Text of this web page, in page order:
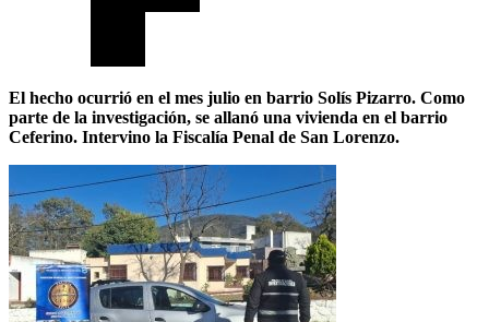
El hecho ocurrió en el mes julio en barrio Solís Pizarro. Como
parte de la investigación, se allanó una vivienda en el barrio
Ceferino. Intervino la Fiscalía Penal de San Lorenzo.